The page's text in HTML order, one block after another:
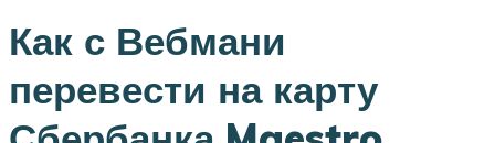
Как с Вебмани
перевести на карту